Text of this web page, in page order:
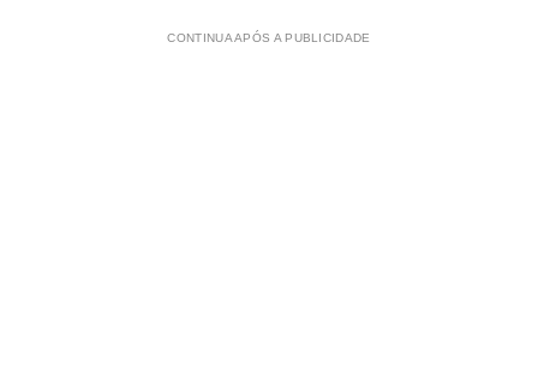
CONTINUA APÓS A PUBLICIDADE